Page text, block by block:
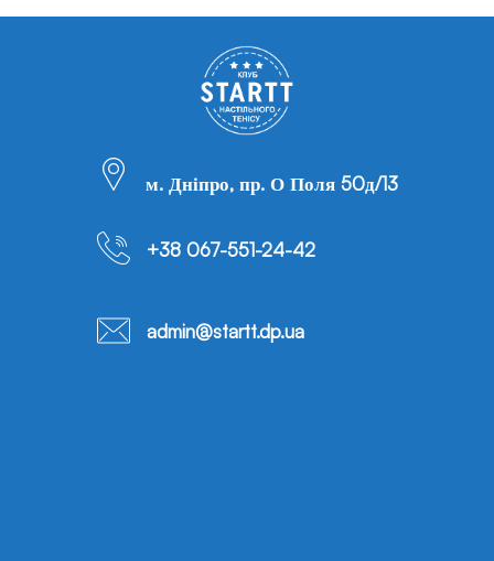
м. Дніпро, пр. О Поля 50д/13
+38 067-551-24-42
admin@startt.dp.ua